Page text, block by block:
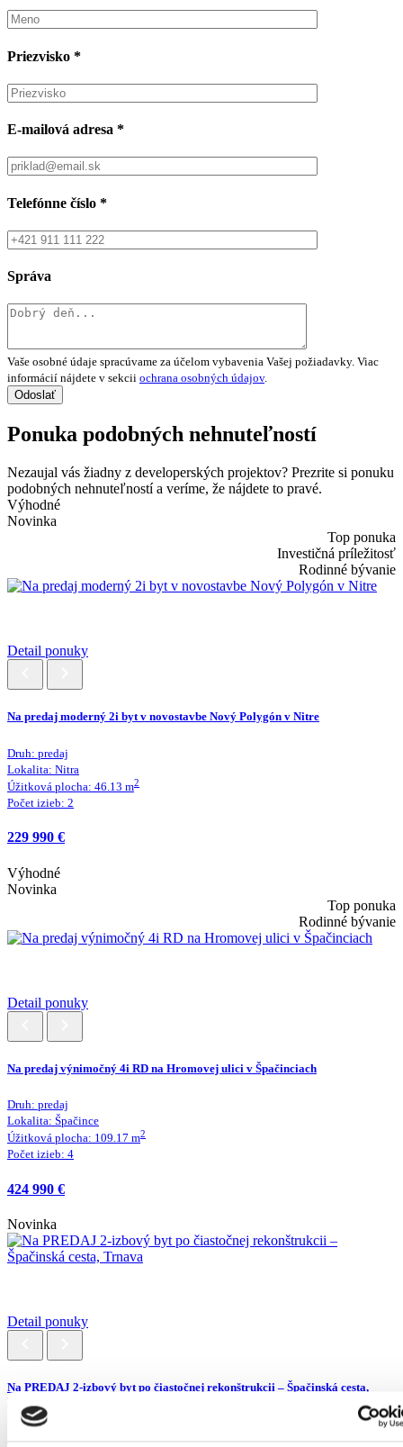
Priezvisko *
E-mailová adresa *
Telefónne číslo *
Správa
Vaše osobné údaje spracúvame za účelom vybavenia Vašej požiadavky. Viac
informácií nájdete v sekcii ochrana osobných údajov.
Ponuka podobných nehnuteľností
Nezaujal vás žiadny z developerských projektov? Prezrite si ponuku
podobných nehnuteľností a veríme, že nájdete to pravé.
Výhodné
Novinka
Top ponuka
Investičná príležitosť
Rodinné bývanie
Detail ponuky
Na predaj moderný 2i byt v novostavbe Nový Polygón v Nitre
Druh: predaj
Lokalita: Nitra
Úžitková plocha: 46.13 m2
Počet izieb: 2
229 990 €
Výhodné
Novinka
Top ponuka
Rodinné bývanie
Detail ponuky
Na predaj výnimočný 4i RD na Hromovej ulici v Špačinciach
Druh: predaj
Lokalita: Špačince
Úžitková plocha: 109.17 m2
Počet izieb: 4
424 990 €
Novinka
Detail ponuky
Na PREDAJ 2-izbový byt po čiastočnej rekonštrukcii – Špačinská cesta,
Trnava